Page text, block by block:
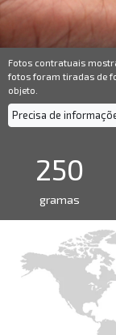
Fotos contratuais
fotos foram tiradas de
objeto.
Precisa de
250
gramas